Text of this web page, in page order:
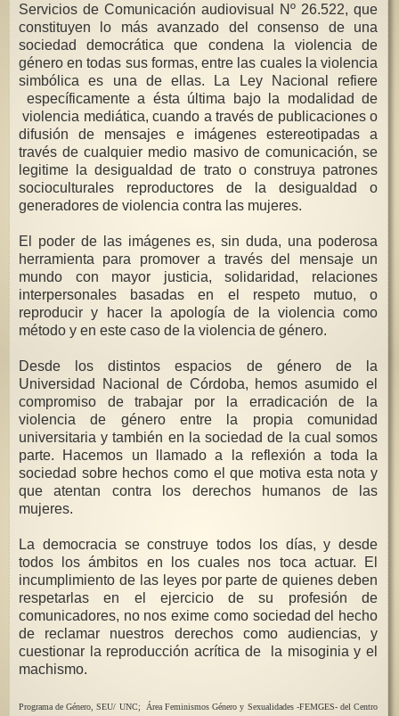
Servicios de Comunicación audiovisual Nº 26.522, que
constituyen lo más avanzado del consenso de una
sociedad democrática que condena la violencia de
género en todas sus formas, entre las cuales la violencia
simbólica es una de ellas. La Ley Nacional refiere
específicamente a ésta última bajo la modalidad de
violencia mediática, cuando a través de publicaciones o
difusión de mensajes e imágenes estereotipadas a
través de cualquier medio masivo de comunicación, se
legitime la desigualdad de trato o construya patrones
socioculturales reproductores de la desigualdad o
generadores de violencia contra las mujeres.
El poder de las imágenes es, sin duda, una poderosa
herramienta para promover a través del mensaje un
mundo con mayor justicia, solidaridad, relaciones
interpersonales basadas en el respeto mutuo, o
reproducir y hacer la apología de la violencia como
método y en este caso de la violencia de género.
Desde los distintos espacios de género de la
Universidad Nacional de Córdoba, hemos asumido el
compromiso de trabajar por la erradicación de la
violencia de género entre la propia comunidad
universitaria y también en la sociedad de la cual somos
parte. Hacemos un llamado a la reflexión a toda la
sociedad sobre hechos como el que motiva esta nota y
que atentan contra los derechos humanos de las
mujeres.
La democracia se construye todos los días, y desde
todos los ámbitos en los cuales nos toca actuar. El
incumplimiento de las leyes por parte de quienes deben
respetarlas en el ejercicio de su profesión de
comunicadores, no nos exime como sociedad del hecho
de reclamar nuestros derechos como audiencias, y
cuestionar la reproducción acrítica de la misoginia y el
machismo.
Programa de Género, SEU/ UNC; Área Feminismos Género y Sexualidades -FEMGES- del Centro